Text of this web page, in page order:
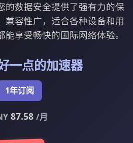
的数据安全提供了强有力的保
兼容性广，适合各种设备和用
享受畅快的国际网络体验。
一点的加速器
1年订阅
87.58 /月